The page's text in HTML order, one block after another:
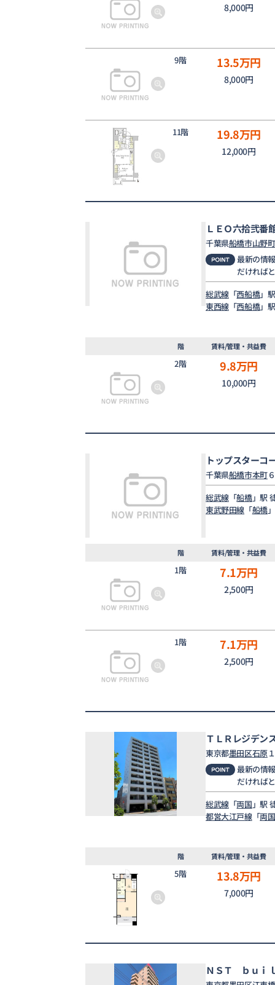
8,000円
9階 13.5万円
8,000円
11階 19.8万円
12,000円
ＬＥＯ六拾弐番
千葉県船橋市山野町
最新の情
だければ
総武線「西船橋」
東西線「西船橋」
階 賃料/管理・共益費
2階 9.8万円
10,000円
トップスターコ
千葉県船橋市本町
総武線「船橋」駅
東武野田線 「船橋
階 賃料/管理・共益費
1階 7.1万円
2,500円
1階 7.1万円
2,500円
ＴＬＲレジデン
東京都墨田区石原
最新の情
だければ
総武線「両国 」駅
都営大江戸線「両国
階 賃料/管理・共益費
5階 13.8万円
7,000円
ＮＳＴ ｂｕｉ